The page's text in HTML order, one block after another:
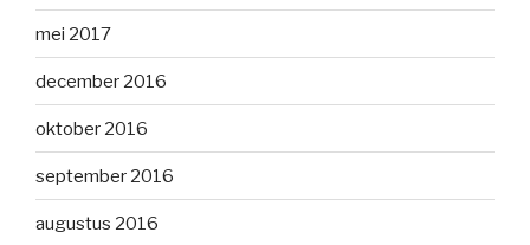
mei 2017
december 2016
oktober 2016
september 2016
augustus 2016